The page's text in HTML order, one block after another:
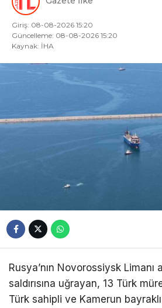
Giriş: 08-08-2026 15:20
Güncelleme: 08-08-2026 15:20
Kaynak: İHA
Rusya’nın Novorossiysk Limanı
saldırısına uğrayan, 13 Türk
Türk sahipli ve Kamerun